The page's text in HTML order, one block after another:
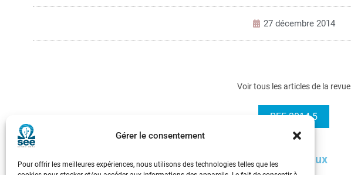
Gérer le consentement
Pour offrir les meilleures expériences, nous utilisons des technologies telles que les
27 décembre 2014
Voir tous les articles de la revue
REE 2014-5
Opportunités et défis de l'utilisation des réseaux sociaux